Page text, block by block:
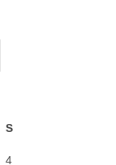
S
4